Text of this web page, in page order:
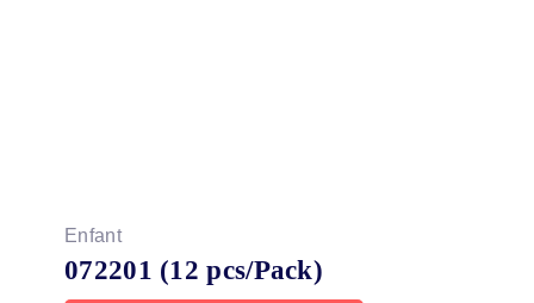
Enfant
072201 (12 pcs/Pack)